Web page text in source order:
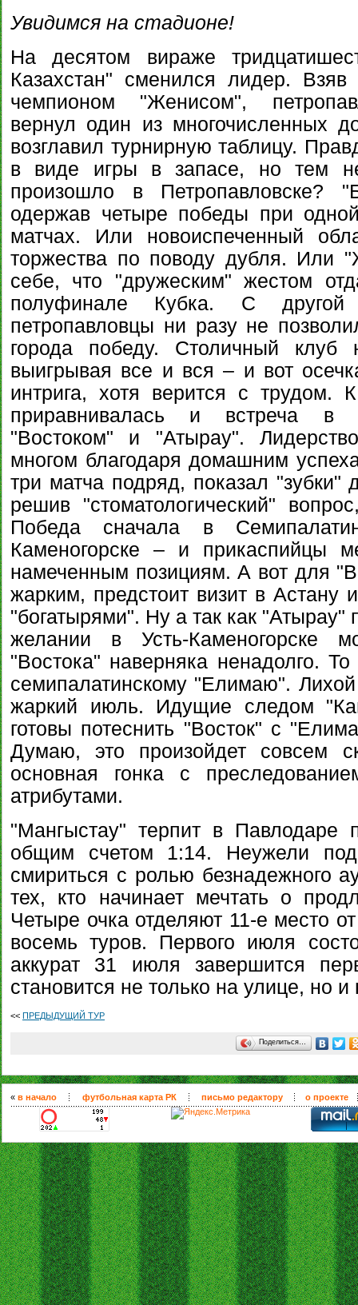
Увидимся на стадионе!
На десятом вираже
Казахстан" сменился лидер.
чемпионом "Женисом",
вернул один из многочисленных
возглавил турнирную таблицу.
в виде игры в запасе, но тем
произошло в Петропавловске?
одержав четыре победы при
матчах. Или новоиспеченный
торжества по поводу дубля. Или
себе, что "дружеским" жестом
полуфинале Кубка. С
петропавловцы ни разу не
города победу. Столичный клуб
выигрывая все и вся – и вот
интрига, хотя верится с трудом.
приравнивалась и встреча в
"Востоком" и "Атырау".
многом благодаря домашним
три матча подряд, показал "зубки"
решив "стоматологический"
Победа сначала в
Каменогорске – и прикаспийцы
намеченным позициям. А вот для
жарким, предстоит визит в Астану
"богатырями". Ну а так как "Атырау"
желании в Усть-Каменогорске
"Востока" наверняка ненадолго.
семипалатинскому "Елимаю".
жаркий июль. Идущие следом
готовы потеснить "Восток" с
Думаю, это произойдет совсем
основная гонка с
атрибутами.
"Мангыстау" терпит в Павлодаре
общим счетом 1:14. Неужели
смириться с ролью безнадежного
тех, кто начинает мечтать о
Четыре очка отделяют 11-е место
восемь туров. Первого июля
аккурат 31 июля завершится
становится не только на улице, но
<< ПРЕДЫДУЩИЙ ТУР
Поделиться…
« в начало футбольная карта РК письмо редактору о проекте